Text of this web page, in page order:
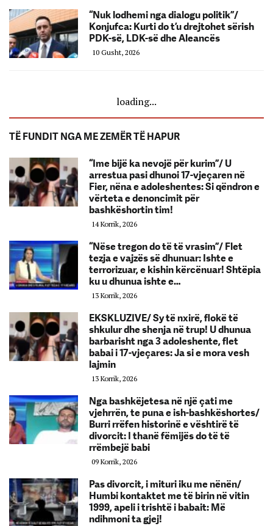
“Nuk lodhemi nga dialogu politik”/
Konjufca: Kurti do t’u drejtohet sërish
PDK-së, LDK-së dhe Aleancës
10 Gusht, 2026
loading...
TË FUNDIT NGA ME ZEMËR TË HAPUR
“Ime bijë ka nevojë për kurim”/ U
arrestua pasi dhunoi 17-vjeçaren në
Fier, nëna e adoleshentes: Si qëndron e
vërteta e denoncimit për
bashkëshortin tim!
14 Korrik, 2026
“Nëse tregon do të të vrasim”/ Flet
tezja e vajzës së dhunuar: Ishte e
terrorizuar, e kishin kërcënuar! Shtëpia
ku u dhunua ishte e…
13 Korrik, 2026
EKSKLUZIVE/ Sy të nxirë, flokë të
shkulur dhe shenja në trup! U dhunua
barbarisht nga 3 adoleshente, flet
babai i 17-vjeçares: Ja si e mora vesh
lajmin
13 Korrik, 2026
Nga bashkëjetesa në një çati me
vjehrrën, te puna e ish-bashkëshortes/
Burri rrëfen historinë e vështirë të
divorcit: I thanë fëmijës do të të
rrëmbejë babi
09 Korrik, 2026
Pas divorcit, i mituri iku me nënën/
Humbi kontaktet me të birin në vitin
1999, apeli i trishtë i babait: Më
ndihmoni ta gjej!